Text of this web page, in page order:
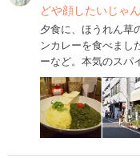
どや顔したいじゃ
夕食に、ほうれん草
ンカレーを食べまし
ーなど。本気のスパ